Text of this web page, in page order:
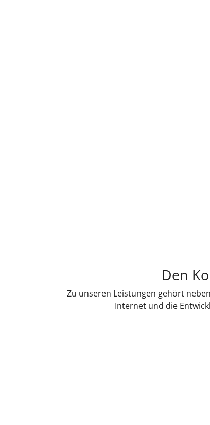
Den
Zu unseren Leistungen gehört
Internet und die